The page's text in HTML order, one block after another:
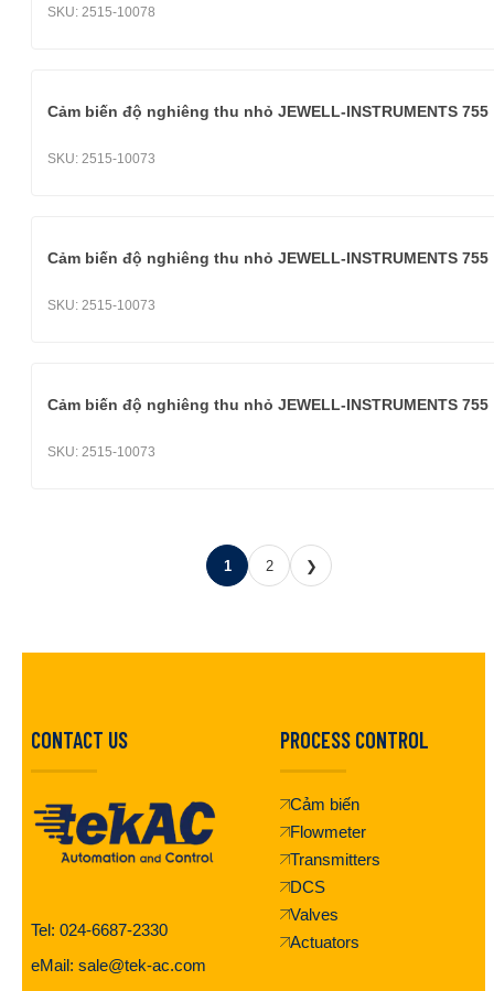
SKU: 2515-10078
Cảm biến độ nghiêng thu nhỏ JEWELL-INSTRUMENTS 755
SKU: 2515-10073
Cảm biến độ nghiêng thu nhỏ JEWELL-INSTRUMENTS 755
SKU: 2515-10073
Cảm biến độ nghiêng thu nhỏ JEWELL-INSTRUMENTS 755
SKU: 2515-10073
1 2 ❯
CONTACT US
Tel: 024-6687-2330
eMail: sale@tek-ac.com
PROCESS CONTROL
Cảm biến
Flowmeter
Transmitters
DCS
Valves
Actuators